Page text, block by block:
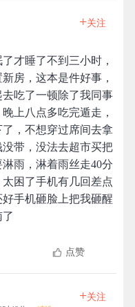
+关注
才睡了不到三小时，
房，这本是件好事，
吃了一顿除了我同事
上八点多吃完遁走，
，不想穿过席间去拿
带，没法去超市买把
雨，淋着雨丝走40分
困了手机有几回差点
手机砸脸上把我砸醒
点赞
+关注